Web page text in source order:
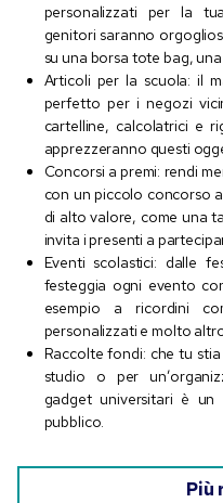
personalizzati per la
genitori saranno
su una borsa tote bag,
Articoli per la scuola: il
perfetto per i negozi
cartelline, calcolatrici e
apprezzeranno questi
Concorsi a premi: rendi
con un piccolo concorso
di alto valore, come una
invita i presenti a
Eventi scolastici: dalle
festeggia ogni evento
esempio a ricordini
personalizzati e molto
Raccolte fondi: che tu
studio o per
gadget universitari è
pubblico.
Più